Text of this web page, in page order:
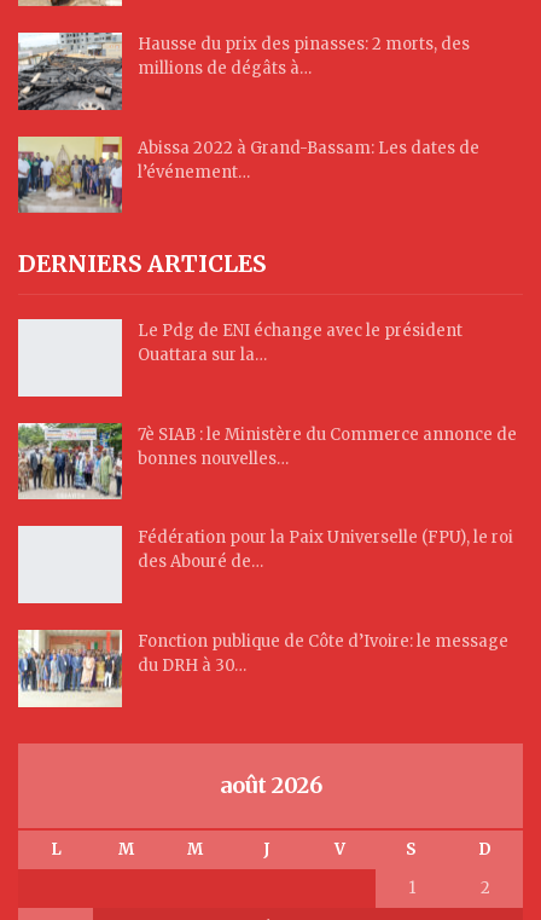
Hausse du prix des pinasses: 2 morts, des
millions de dégâts à…
Abissa 2022 à Grand-Bassam: Les dates de
l’événement…
DERNIERS ARTICLES
Le Pdg de ENI échange avec le président
Ouattara sur la…
7è SIAB : le Ministère du Commerce annonce de
bonnes nouvelles…
Fédération pour la Paix Universelle (FPU), le roi
des Abouré de…
Fonction publique de Côte d’Ivoire: le message
du DRH à 30…
août 2026
L M M J V S
D
1
2